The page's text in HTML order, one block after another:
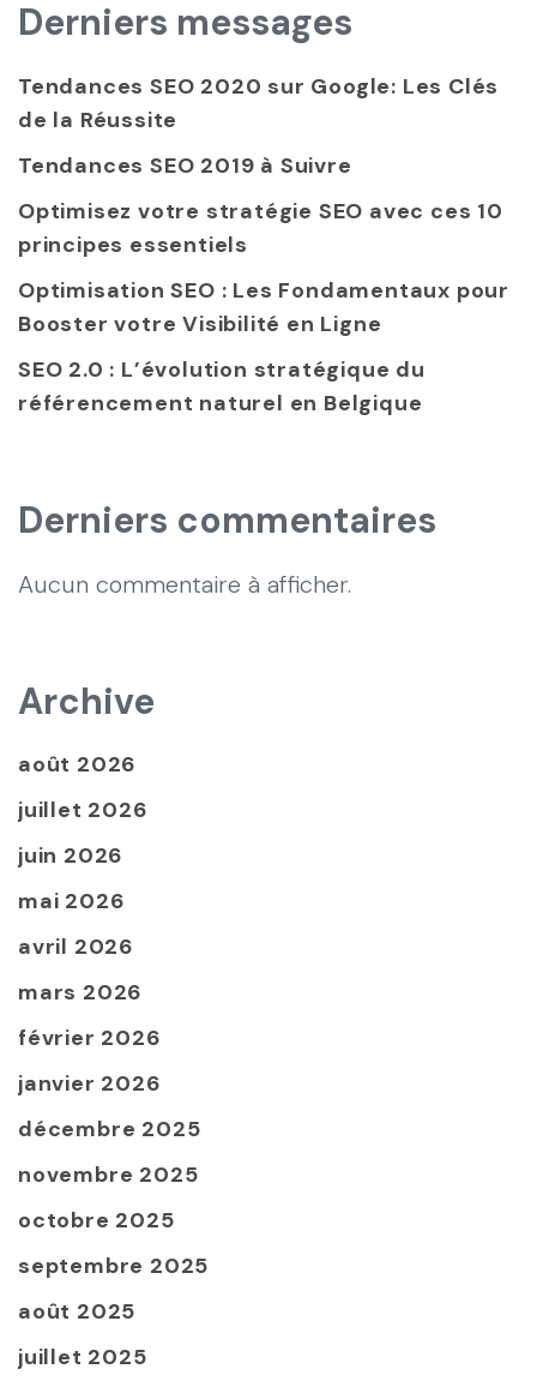
Derniers messages
Tendances SEO 2020 sur Google: Les Clés
de la Réussite
Tendances SEO 2019 à Suivre
Optimisez votre stratégie SEO avec ces 10
principes essentiels
Optimisation SEO : Les Fondamentaux pour
Booster votre Visibilité en Ligne
SEO 2.0 : L’évolution stratégique du
référencement naturel en Belgique
Derniers commentaires
Aucun commentaire à afficher.
Archive
août 2026
juillet 2026
juin 2026
mai 2026
avril 2026
mars 2026
février 2026
janvier 2026
décembre 2025
novembre 2025
octobre 2025
septembre 2025
août 2025
juillet 2025